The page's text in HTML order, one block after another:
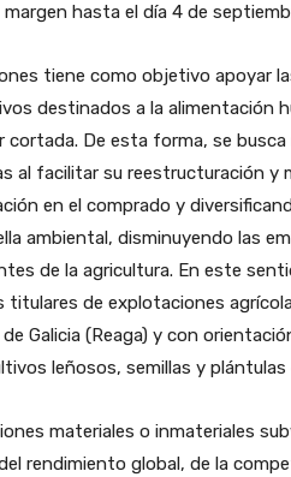
hasta el día 4 de
tiene como objetivo apoyar
destinados a la alimentación
cortada. De esta forma, se
al facilitar su reestructuración y
en el comprado y
ambiental, disminuyendo las
de la agricultura. En este
titulares de explotaciones
Galicia (Reaga) y con
leñosos, semillas y
materiales o inmateriales
rendimiento global, de la